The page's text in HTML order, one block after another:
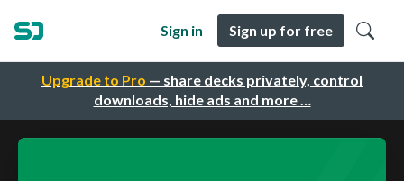
Upgrade to Pro — share decks privately, control
downloads, hide ads and more …
Sign in Sign up for free